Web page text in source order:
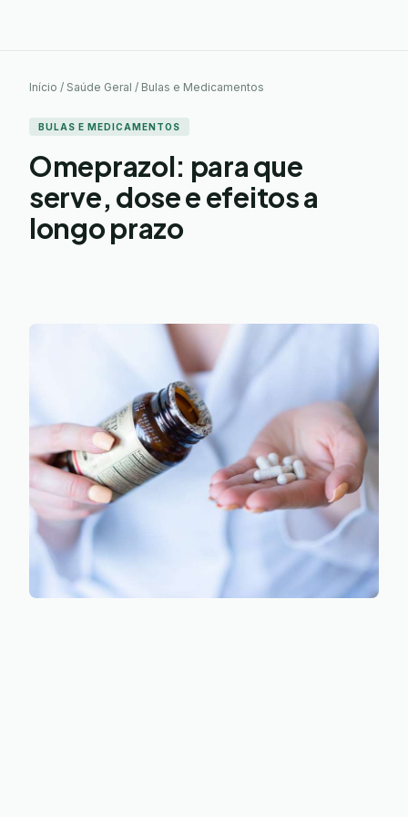
Início / Saúde Geral / Bulas e Medicamentos
BULAS E MEDICAMENTOS
Omeprazol: para que
serve, dose e efeitos a
longo prazo